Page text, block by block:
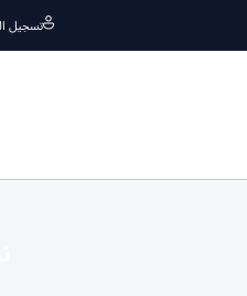
تسجيل